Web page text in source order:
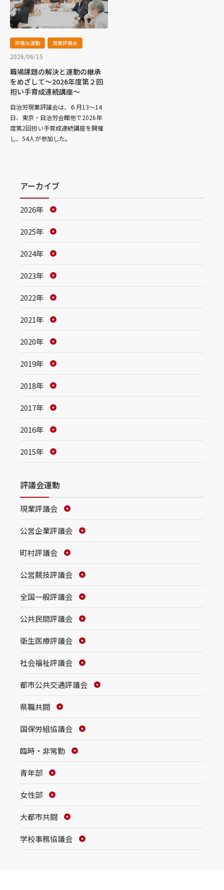
評議会運動 現業評議会
2026/06/15
職場課題の解決と運動の継承
をめざして～2026年度第２回
担い手育成連続講座～
自治労現業評議会は、６月13～14
日、東京・自治労会館他で2026年
度第2回担い手育成連続講座を開催
し、54人が参加した。
アーカイブ
2026年
2025年
2024年
2023年
2022年
2021年
2020年
2019年
2018年
2017年
2016年
2015年
評議会運動
現業評議会
公営企業評議会
町村評議会
公営競技評議会
全国一般評議会
公共民間評議会
衛生医療評議会
社会福祉評議会
都市公共交通評議会
県職共闘
国保労組協議会
臨時・非常勤
青年部
女性部
大都市共闘
学校事務協議会